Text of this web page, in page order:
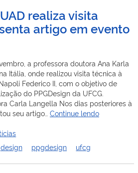
Portugal
realiza visita
artigo em evento
a professora doutora Ana Karla
Itália, onde realizou visita técnica à
Federico II, com o objetivo de
do PPGDesign da UFCG.
Carla Langella Nos dias posteriores à
seu artigo… Continue lendoProfessora
técnica
design ppgdesign ufcg